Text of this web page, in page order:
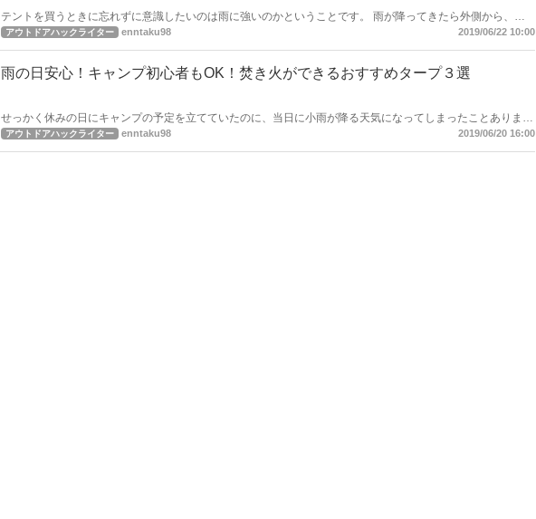
テントを買うときに忘れずに意識したいのは雨に強いのかということです。 雨が降ってきたら外側から、濡
れてきてしまうテントもあるんですよ。 せっかくのキャンプが突然の雨で台無しにならないように、雨に強
アウトドアハックライター enntaku98 2019/06/22 10:00
雨の日安心！キャンプ初心者もOK！焚き火ができるおすすめタープ３選
せっかく休みの日にキャンプの予定を立てていたのに、当日に小雨が降る天気になってしまったことあります
よね。 日差しが強いところで焚き火をしたくないからタープを使いたいと思った方もいるでしょう。 この記
アウトドアハックライター enntaku98 2019/06/20 16:00